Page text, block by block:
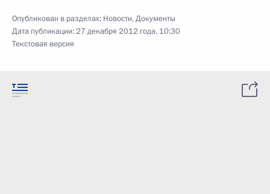
Опубликован в разделах: Новости,Документы
Дата публикации:27 декабря 2012 года, 10:30
Текстовая версия